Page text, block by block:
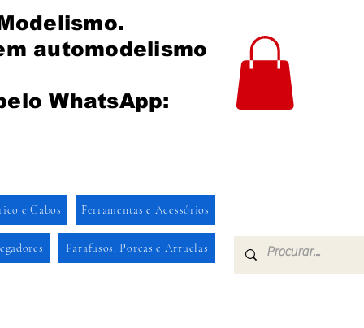
automodelismo
WhatsApp:
e Cabos Ferramentas e Acessórios
Parafusos, Porcas e Arruelas